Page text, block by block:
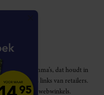
programma’s, dat houdt in
middels links van retailers.
genoemde webwinkels.